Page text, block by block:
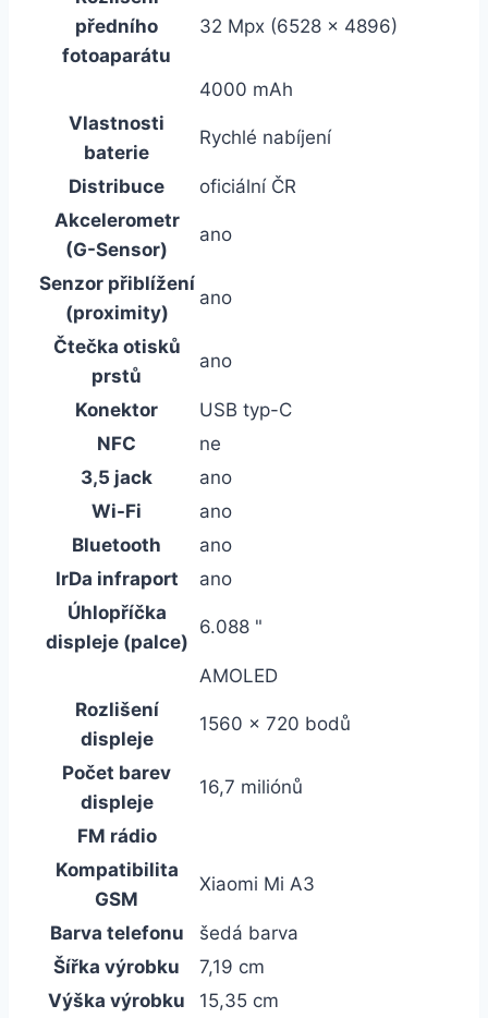
předního
fotoaparátu
32 Mpx (6528 x 4896)
4000 mAh
Vlastnosti
baterie
Rychlé nabíjení
Distribuce
oficiální ČR
Akcelerometr
(G-Sensor)
ano
Senzor přiblížení
(proximity)
ano
Čtečka otisků
prstů
ano
Konektor
USB typ-C
NFC
ne
3,5 jack
ano
Wi-Fi
ano
Bluetooth
ano
IrDa infraport
ano
Úhlopříčka
displeje (palce)
6.088 "
AMOLED
Rozlišení
displeje
1560 x 720 bodů
Počet barev
displeje
16,7 miliónů
FM rádio
Kompatibilita
GSM
Xiaomi Mi A3
Barva telefonu
šedá barva
Šířka výrobku
7,19 cm
Výška výrobku
15,35 cm